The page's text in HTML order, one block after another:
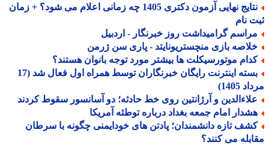
نتایج نهایی آزمون دکتری 1405 چه زمانی اعلام می شود؟ + زمان
نام
گرامیداشت روز خبرنگار - اردبیل
بازی منچستریونایتد - پاری سن ژرمن
موتورسیکلت ها بیشتر مورد توجه بانوان هستند؟
بسته اینترنت رایگان خبرنگاران توسط همراه اول فعال شد (17
1405)
و آرژانتین روی خط حادثه؛ دو آسانسور سقوط کردند
امام جمعه بغداد درباره توطئه آمریکا
تازه دانشمندان؛ پادتن های خودایمنی چگونه با سرطان
می کنند؟